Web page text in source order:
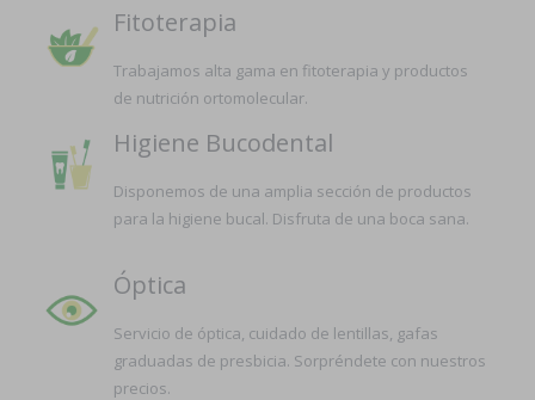
Fitoterapia
Trabajamos alta gama en fitoterapia y productos
de nutrición ortomolecular.
Higiene Bucodental
Disponemos de una amplia sección de productos
para la higiene bucal. Disfruta de una boca sana.
Óptica
Servicio de óptica, cuidado de lentillas, gafas
graduadas de presbicia. Sorpréndete con nuestros
precios.